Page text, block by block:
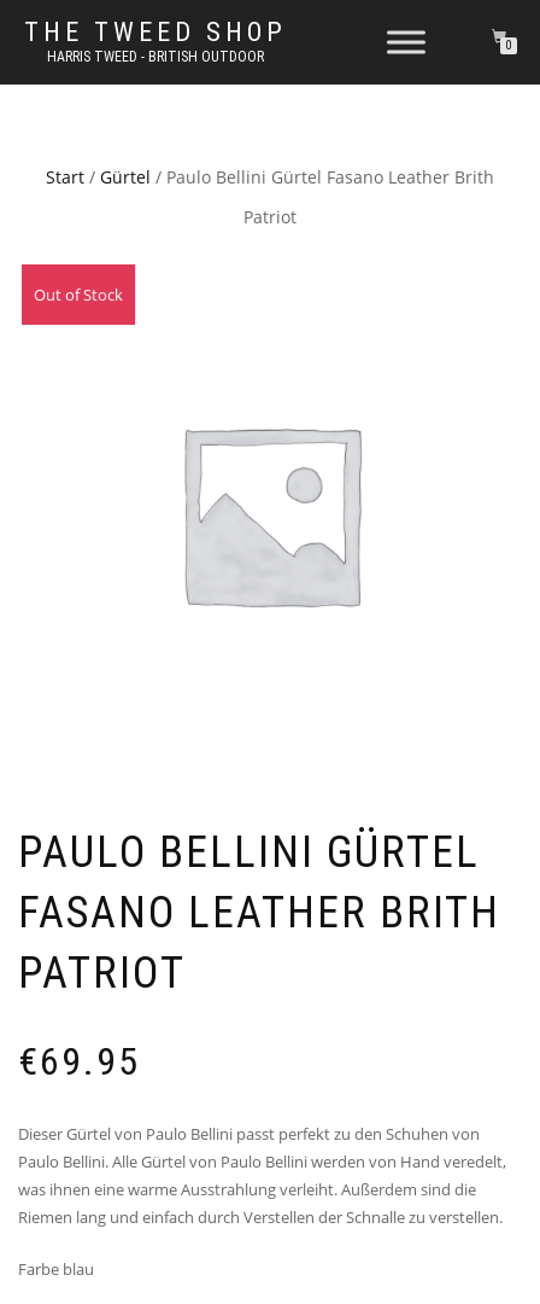
THE TWEED SHOP
HARRIS TWEED - BRITISH OUTDOOR
0
Start / Gürtel / Paulo Bellini Gürtel Fasano Leather Brith
Patriot
Out of Stock
PAULO BELLINI GÜRTEL
FASANO LEATHER BRITH
PATRIOT
€69.95
Dieser Gürtel von Paulo Bellini passt perfekt zu den Schuhen von
Paulo Bellini. Alle Gürtel von Paulo Bellini werden von Hand veredelt,
was ihnen eine warme Ausstrahlung verleiht. Außerdem sind die
Riemen lang und einfach durch Verstellen der Schnalle zu verstellen.
Farbe blau